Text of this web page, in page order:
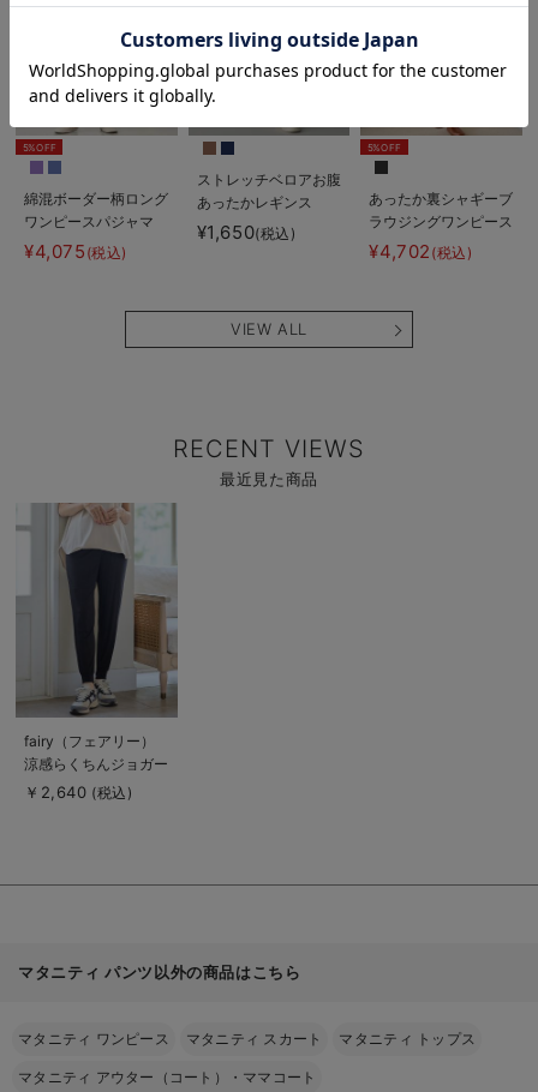
5%OFF
綿混ボーダー柄ロング
ワンピースパジャマ
マタニティ・授乳パジ
ャマ【出産後も長く使
¥4,075 (税込)
ストレッチベロアお腹
あったかレギンス
fairy（フェアリー）
マタニティ・産後
¥1,650(税込)
5%OFF
あったか裏シャギーブ
ラウジングワンピース
パジャマ fairy（フェ
アリー）マタニティ・
使える】
¥4,702 (税込)
VIEW ALL
RECENT VIEWS
最近見た商品
品
商
品
詳
を
fairy（フェアリー）
涼感らくちんジョガー
パンツ マタニティ・
￥2,640 (税込)
マタニティ パンツ以外の商品はこちら
マタニティ ワンピース マタニティ スカート マタニティ トップス
マタニティ アウター（コート）・ママコート
お気に入り商品を確認する